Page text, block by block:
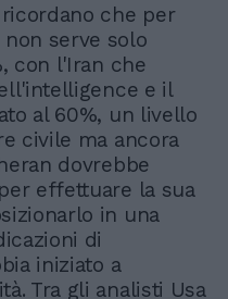
che per
serve solo
con l'Iran che
e il
al 60%, un livello
civile ma ancora
dovrebbe
effettuare la sua
in una
di
iniziato a
Tra gli analisti Usa